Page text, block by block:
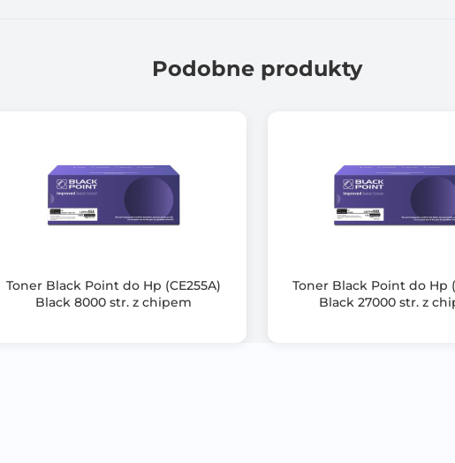
Podobne produkty
Toner Black Point do Hp (CE255A)
Black 8000 str. z chipem
Toner Black Point do Hp
Black 27000 str. z